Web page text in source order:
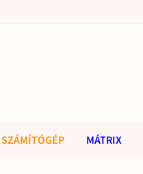
SZÁMÍTÓGÉP MÁTRIX